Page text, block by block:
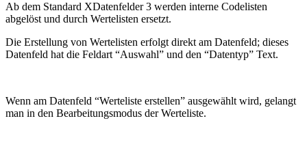
Ab dem Standard XDatenfelder 3 werden interne Codelisten
abgelöst und durch Wertelisten ersetzt.
Die Erstellung von Wertelisten erfolgt direkt am Datenfeld; dieses
Datenfeld hat die Feldart “Auswahl” und den “Datentyp” Text.
Wenn am Datenfeld “Werteliste erstellen” ausgewählt wird, gelangt
man in den Bearbeitungsmodus der Werteliste.